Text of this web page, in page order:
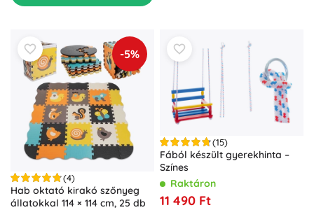
-5%
(4)
Hab oktató kirakó szőnyeg
állatokkal 114 × 114 cm, 25 db
(15)
Fából készült gyerekhinta –
Színes
Raktáron
11 490 Ft